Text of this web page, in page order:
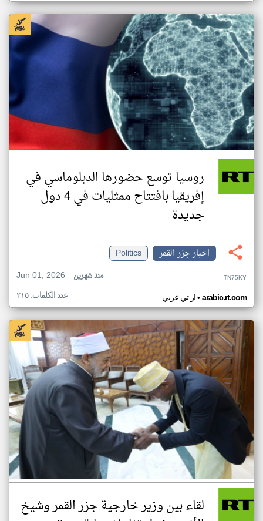
روسيا توسع حضورها الدبلوماسي في
إفريقيا بافتتاح ممثليات في 4 دول
جديدة
اخبار جزر القمر
Politics
Jun 01, 2026
منذ شهرين TN75KY
ار تي عربي• arabic.rt.com عدد الكلمات: ٢١٥
لقاء بين وزير خارجية جزر القمر وشيخ